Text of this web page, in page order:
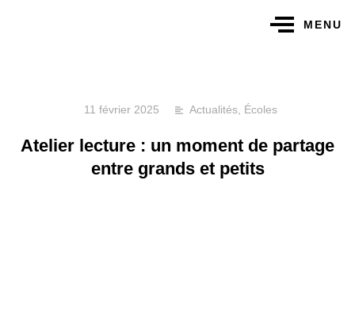
MENU
11 février 2025 Actualités Écoles
Atelier lecture : un moment de partage
entre grands et petits